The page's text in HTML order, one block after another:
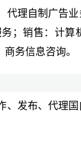
代理自制广告
；销售：计
务信息咨询。
、发布、代理